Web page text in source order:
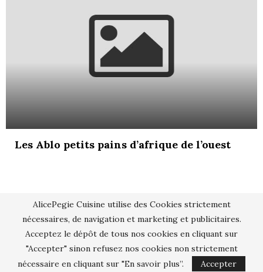
Les Ablo petits pains d’afrique de l’ouest
AlicePegie Cuisine utilise des Cookies strictement
nécessaires, de navigation et marketing et publicitaires.
Acceptez le dépôt de tous nos cookies en cliquant sur
"Accepter" sinon refusez nos cookies non strictement
nécessaire en cliquant sur "En savoir plus”.
Accepter